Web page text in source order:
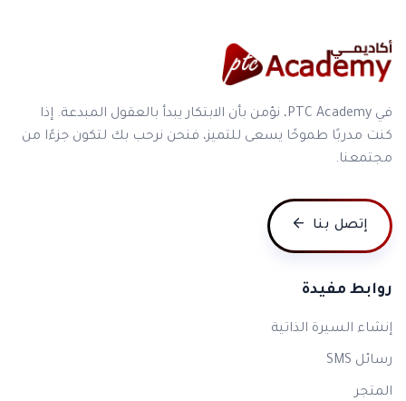
techniques and applications. The training was enjoyable
and engaging.
Nooreldeen Khader Qawasmi
Content: Diverse and greatly enriched my knowledge.
anticipated. Methodology: Innovative, distinctive, and
engaging. Trainer: An expert in his field, capable of
delivering the course objectives within a set timeframe.
في PTC Academy، نؤمن بأن الابتكار يبدأ بالعقول المبدعة. إذا
كنت مدربًا طموحًا يسعى للتميز، فنحن نرحب بك لتكون جزءًا من
مجتمعنا.
إتصل بنا
روابط مفيدة
إنشاء السيرة الذاتية
رسائل SMS
المتجر